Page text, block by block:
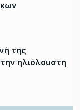
της
ηλιόλουστη